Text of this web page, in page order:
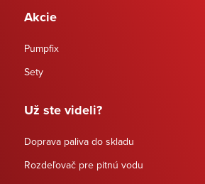
Akcie
Pumpfix
Sety
Už ste videli?
Doprava paliva do skladu
Rozdeľovač pre pitnú vodu